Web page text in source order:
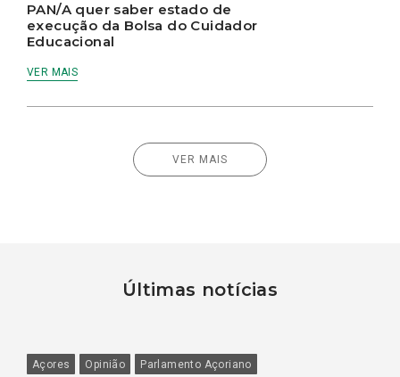
PAN/A quer saber estado de
execução da Bolsa do Cuidador
Educacional
VER MAIS
VER MAIS
Últimas notícias
Açores Opinião Parlamento Açoriano